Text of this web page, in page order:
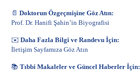
📄Doktorun Özgeçmişine Göz Atın:
Prof. Dr. Hanifi Şahin’in Biyografisi
✉️Daha Fazla Bilgi ve Randevu İçin:
İletişim Sayfamıza Göz Atın
📚Tıbbi Makaleler ve Güncel Haberler İçin: